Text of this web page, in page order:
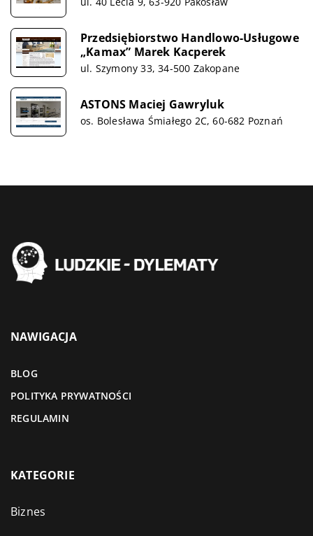
Przedsiębiorstwo Handlowo-Usługowe
„Kamax” Marek Kacperek
ul. Szymony 33, 34-500 Zakopane
ASTONS Maciej Gawryluk
os. Bolesława Śmiałego 2C, 60-682 Poznań
NAWIGACJA
BLOG
POLITYKA PRYWATNOŚCI
REGULAMIN
KATEGORIE
Biznes